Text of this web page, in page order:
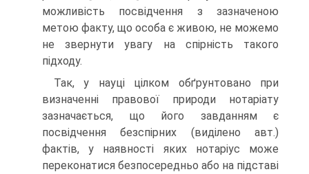
можливість посвідчення з зазначеною
метою факту, що особа є живою, не можемо
не звернути увагу на спірність такого
підходу.
Так, у науці цілком обґрунтовано при
визначенні правової природи нотаріату
зазначається, що його завданням є
посвідчення безспірних (виділено авт.)
фактів, у наявності яких нотаріус може
переконатися безпосередньо або на підставі